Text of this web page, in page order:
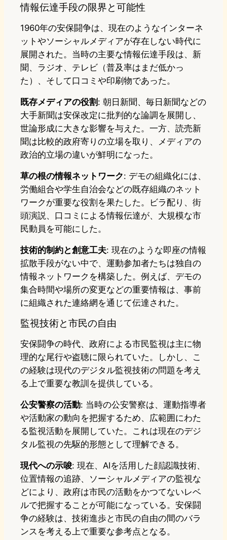
情報伝達手段の限界と可能性
1960年の安保闘争は、現在のようなインターネ
ットやソーシャルメディアが存在しない時代に
展開された。当時の主要な情報伝達手段は、新
聞、ラジオ、テレビ（普及率はまだ低かっ
た）、そして口コミや印刷物であった。
既存メディアの役割 : 朝日新聞、毎日新聞などの
大手新聞は安保改定に批判的な論調を展開し、
世論形成に大きな影響を与えた。一方、読売新
聞は比較的政府寄りの立場を取り、メディアの
政治的立場の違いが鮮明になった。
草の根の情報ネットワーク: デモの組織化には、
労働組合や学生自治会などの既存組織のネット
ワークが重要な役割を果たした。ビラ配り、街
頭演説、口コミによる情報伝達が、大規模な市
民動員を可能にした。
技術的制約と創意工夫: 現在のような即座の情報
拡散手段がない中で、運動参加者たちは独自の
情報ネットワークを構築した。例えば、デモの
集合時間や場所の変更などの重要情報は、事前
に組織された連絡網を通じて伝達された。
監視技術と市民の自由
安保闘争の時代、政府による市民監視は主に物
理的な尾行や盗聴に限られていた。しかし、こ
の経験は現代のデジタル監視技術の問題を考え
る上で重要な教訓を提供している。
公安警察の活動: 当時の公安警察は、運動指導者
や活動家の動向を把握するため、広範囲にわた
る監視活動を展開していた。これは現在のデジ
タル監視の先駆的形態として理解できる。
現代への示唆: 現在、AIを活用した顔認識技術、
位置情報の追跡、ソーシャルメディアの監視な
どにより、政府は市民の活動をかつてないレベ
ルで把握することが可能になっている。安保闘
争の経験は、技術進歩と市民の自由の間のバラ
ンスを考える上で重要な参考点となる。